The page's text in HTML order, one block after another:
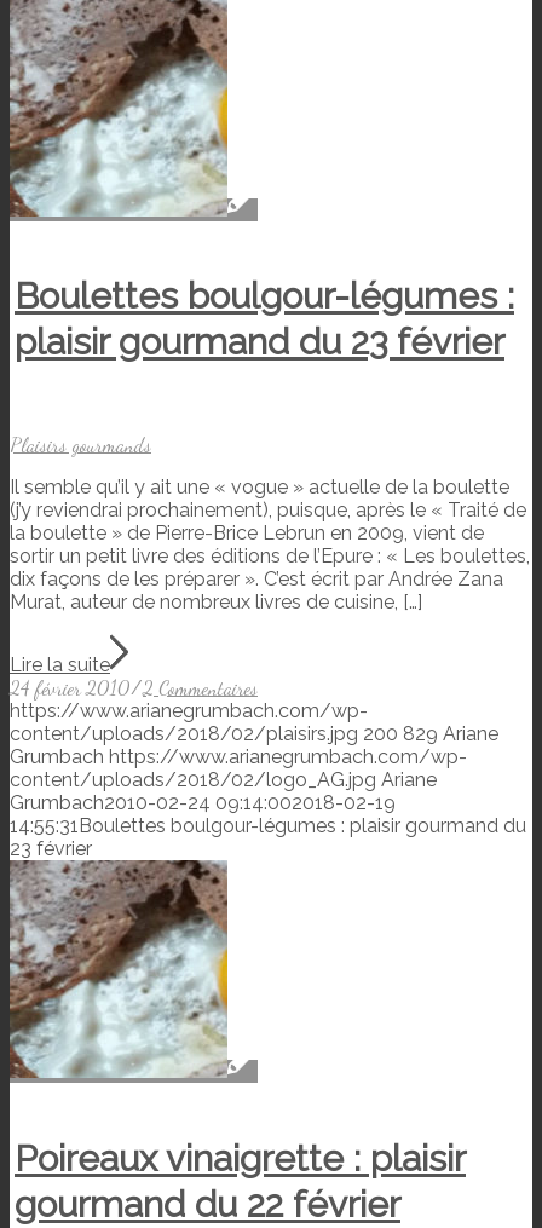
Boulettes boulgour-légumes :
plaisir gourmand du 23 février
Plaisirs gourmands
Il semble qu’il y ait une « vogue » actuelle de la boulette
(j’y reviendrai prochainement), puisque, après le « Traité de
la boulette » de Pierre-Brice Lebrun en 2009, vient de
sortir un petit livre des éditions de l’Epure : « Les boulettes,
dix façons de les préparer ». C’est écrit par Andrée Zana
Murat, auteur de nombreux livres de cuisine, […]
Lire la suite
24 février 2010/2 Commentaires
https://www.arianegrumbach.com/wp-
content/uploads/2018/02/plaisirs.jpg 200 829 Ariane
Grumbach https://www.arianegrumbach.com/wp-
content/uploads/2018/02/logo_AG.jpg Ariane
Grumbach2010-02-24 09:14:002018-02-19
14:55:31 Boulettes boulgour-légumes : plaisir gourmand du
23 février
Poireaux vinaigrette : plaisir
gourmand du 22 février